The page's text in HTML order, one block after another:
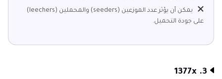
يمكن أن يؤثر عدد الموزعين (seeders) والمحملين (leechers)
على جودة التحميل.
3. 1377x